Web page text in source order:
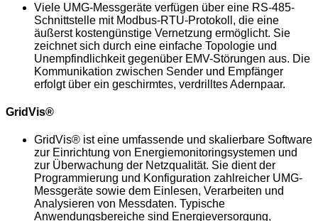
Viele UMG-Messgeräte verfügen über eine RS-485-
Schnittstelle mit Modbus-RTU-Protokoll, die eine
äußerst kostengünstige Vernetzung ermöglicht. Sie
zeichnet sich durch eine einfache Topologie und
Unempfindlichkeit gegenüber EMV-Störungen aus. Die
Kommunikation zwischen Sender und Empfänger
erfolgt über ein geschirmtes, verdrilltes Adernpaar.
GridVis®
GridVis® ist eine umfassende und skalierbare Software
zur Einrichtung von Energiemonitoringsystemen und
zur Überwachung der Netzqualität. Sie dient der
Programmierung und Konfiguration zahlreicher UMG-
Messgeräte sowie dem Einlesen, Verarbeiten und
Analysieren von Messdaten. Typische
Anwendungsbereiche sind Energieversorgung,